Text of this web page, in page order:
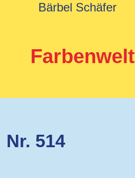
Bärbel Schäfer
Farbenwelt
Nr. 514